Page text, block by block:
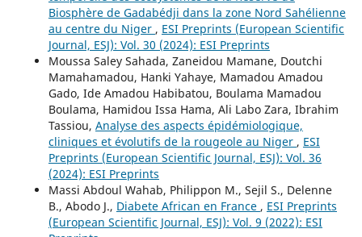
Biosphère de Gadabédji dans la zone Nord Sahélienne
au centre du Niger , ESI Preprints (European Scientific
Journal, ESJ): Vol. 30 (2024): ESI Preprints
Moussa Saley Sahada, Zaneidou Mamane, Doutchi
Mamahamadou, Hanki Yahaye, Mamadou Amadou
Gado, Ide Amadou Habibatou, Boulama Mamadou
Boulama, Hamidou Issa Hama, Ali Labo Zara, Ibrahim
Tassiou, Analyse des aspects épidémiologique,
cliniques et évolutifs de la rougeole au Niger , ESI
Preprints (European Scientific Journal, ESJ): Vol. 36
(2024): ESI Preprints
Massi Abdoul Wahab, Philippon M., Sejil S., Delenne
B., Abodo J., Diabete African en France , ESI Preprints
(European Scientific Journal, ESJ): Vol. 9 (2022): ESI